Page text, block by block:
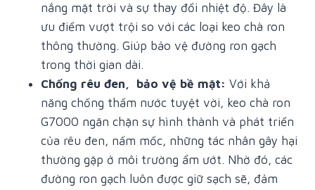
nắng mặt trời và sự thay đổi nhiệt độ. Đây là
ưu điểm vượt trội so với các loại keo chà ron
thông thường. Giúp bảo vệ đường ron gạch
trong thời gian dài.
Chống rêu đen, bảo vệ bề mặt: Với khả
năng chống thấm nước tuyệt vời, keo chà ron
G7000 ngăn chặn sự hình thành và phát triển
của rêu đen, nấm mốc, những tác nhân gây hại
thường gặp ở môi trường ẩm ướt. Nhờ đó, các
đường ron gạch luôn được giữ sạch sẽ, đảm